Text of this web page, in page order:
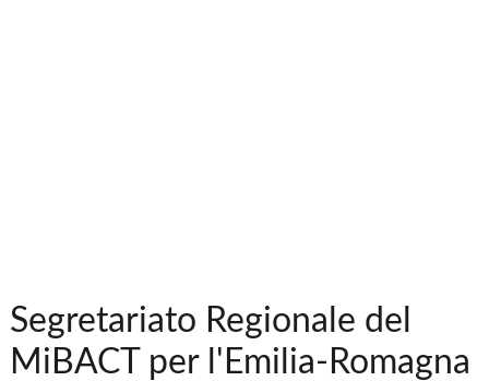
Segretariato Regionale del
MiBACT per l'Emilia-Romagna